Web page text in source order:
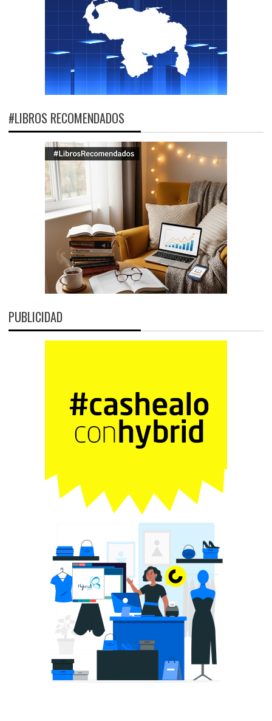
#LIBROS RECOMENDADOS
PUBLICIDAD